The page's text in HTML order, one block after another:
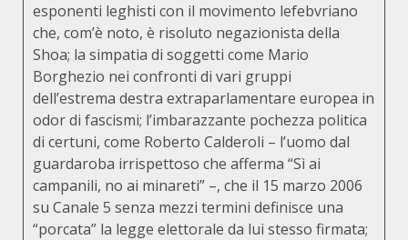
esponenti leghisti con il movimento lefebvriano
che, com’è noto, è risoluto negazionista della
Shoa; la simpatia di soggetti come Mario
Borghezio nei confronti di vari gruppi
dell’estrema destra extraparlamentare europea in
odor di fascismi; l’imbarazzante pochezza politica
di certuni, come Roberto Calderoli – l’uomo dal
guardaroba irrispettoso che afferma “Sì ai
campanili, no ai minareti” –, che il 15 marzo 2006
su Canale 5 senza mezzi termini definisce una
“porcata” la legge elettorale da lui stesso firmata;